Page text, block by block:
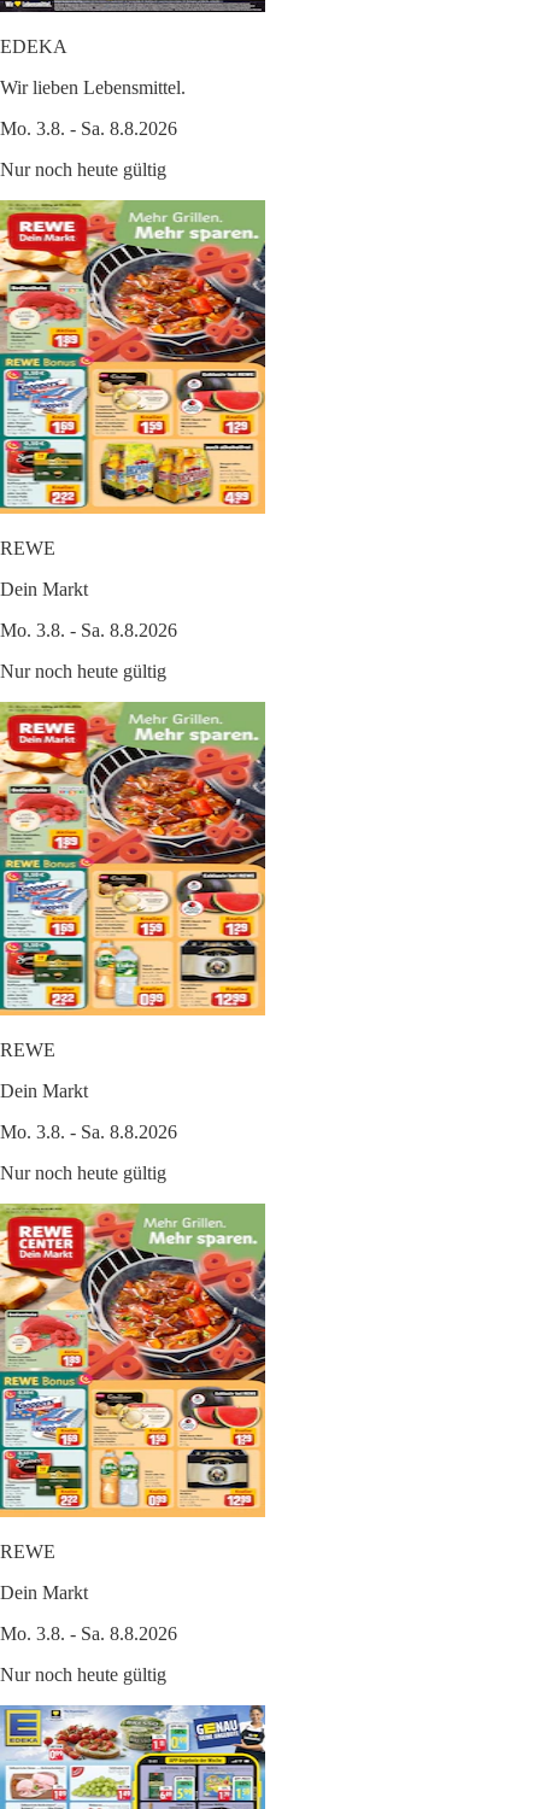
EDEKA
Wir lieben Lebensmittel.
Mo. 3.8. - Sa. 8.8.2026
Nur noch heute gültig
REWE
Dein Markt
Mo. 3.8. - Sa. 8.8.2026
Nur noch heute gültig
REWE
Dein Markt
Mo. 3.8. - Sa. 8.8.2026
Nur noch heute gültig
REWE
Dein Markt
Mo. 3.8. - Sa. 8.8.2026
Nur noch heute gültig